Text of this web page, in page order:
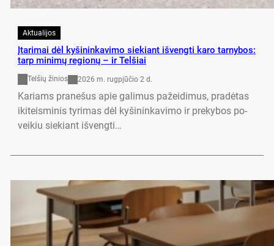
Aktualijos
Įta­ri­mai dėl ky­ši­nin­ka­vi­mo siekiant išvengti ka­ro tar­ny­bos:
tarp mi­nimų re­gionų – ir Tel­šiai
Telšių žinios 2026 m. rugpjūčio 2 d.
Ka­riams pra­ne­šus apie ga­li­mus pa­žei­di­mus, pra­dėtas
iki­teis­mi­nis ty­ri­mas dėl ky­ši­nin­ka­vi­mo ir pre­ky­bos po­
vei­kiu sie­kiant iš­veng­ti…